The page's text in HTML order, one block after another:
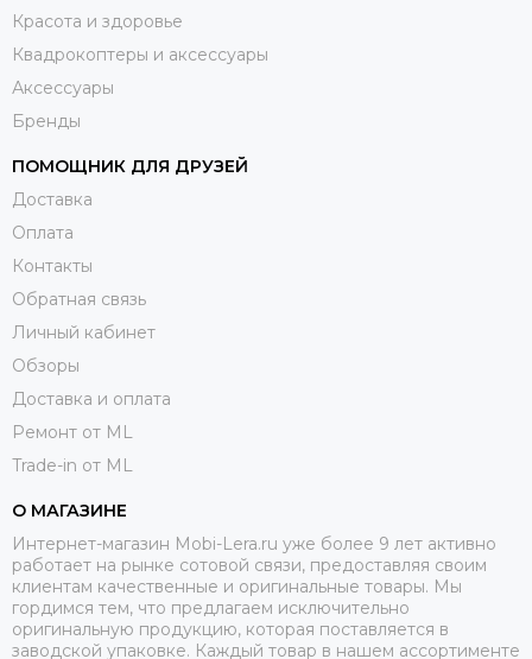
Красота и здоровье
Квадрокоптеры и аксессуары
Аксессуары
Бренды
ПОМОЩНИК ДЛЯ ДРУЗЕЙ
Доставка
Оплата
Контакты
Обратная связь
Личный кабинет
Обзоры
Доставка и оплата
Ремонт от ML
Trade-in от ML
О МАГАЗИНЕ
Интернет-магазин Mobi-Lera.ru уже более 9 лет активно
работает на рынке сотовой связи, предоставляя своим
клиентам качественные и оригинальные товары. Мы
гордимся тем, что предлагаем исключительно
оригинальную продукцию, которая поставляется в
заводской упаковке. Каждый товар в нашем ассортименте